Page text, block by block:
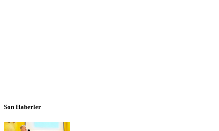
Son Haberler